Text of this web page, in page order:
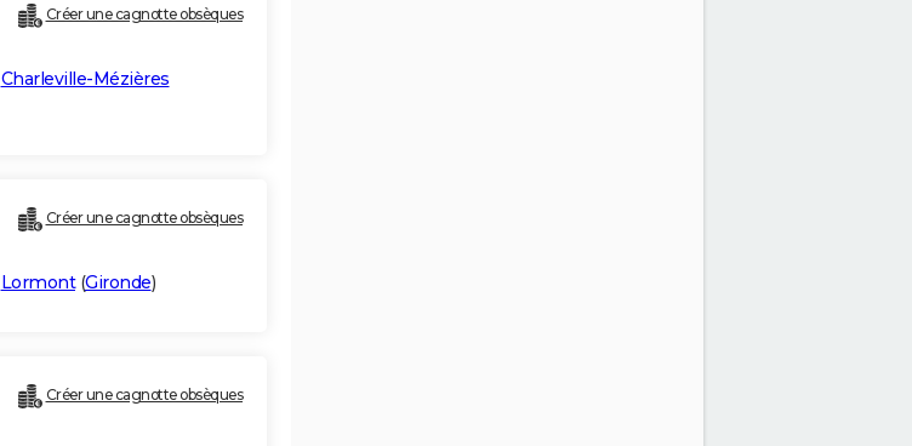
Créer une cagnotte obsèques
Charleville-Mézières
Créer une cagnotte obsèques
Lormont(Gironde)
Créer une cagnotte obsèques